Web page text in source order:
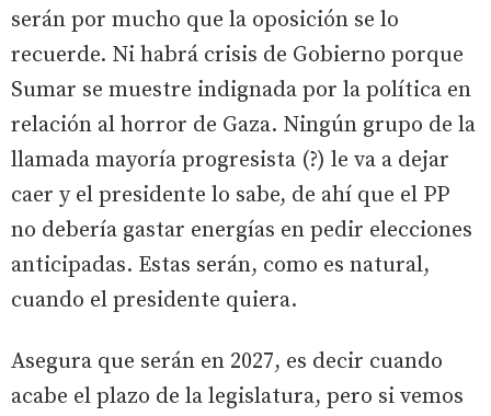
serán por mucho que la oposición se lo
recuerde. Ni habrá crisis de Gobierno porque
Sumar se muestre indignada por la política en
relación al horror de Gaza. Ningún grupo de la
llamada mayoría progresista (?) le va a dejar
caer y el presidente lo sabe, de ahí que el PP
no debería gastar energías en pedir elecciones
anticipadas. Estas serán, como es natural,
cuando el presidente quiera.
Asegura que serán en 2027, es decir cuando
acabe el plazo de la legislatura, pero si vemos